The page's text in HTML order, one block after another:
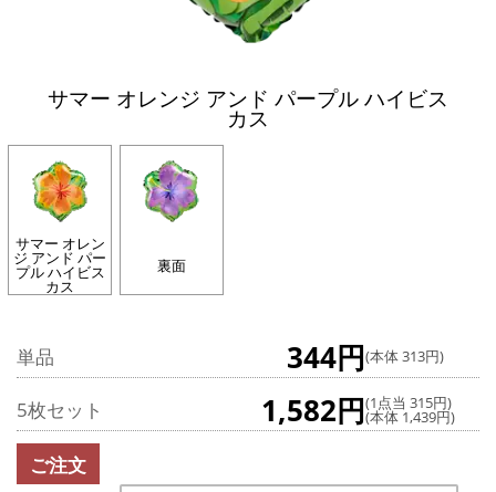
サマー オレンジ アンド パープル ハイビス
カス
サマー オレン
ジ アンド パー
プル ハイビス
カス
裏面
単品 344円(本体 313円)
5枚セット 1,582円(1点当 315円)
(本体 1,439円)
ご注文